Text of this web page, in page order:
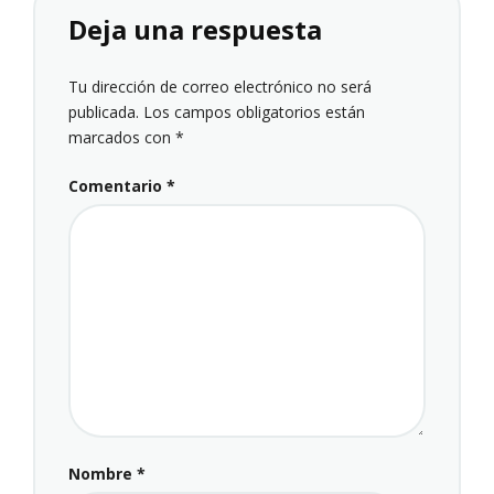
Deja una respuesta
Tu dirección de correo electrónico no será
publicada. Los campos obligatorios están
marcados con *
Comentario *
Nombre *